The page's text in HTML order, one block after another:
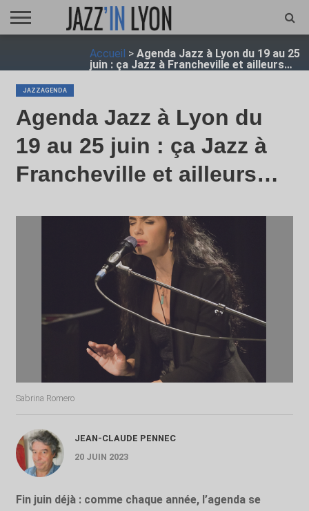
JAZZ
Accueil > Agenda Jazz à Lyon du 19 au 25
juin : ça Jazz à Francheville et ailleurs…
JAZZAGENDA
Agenda Jazz à Lyon du
19 au 25 juin : ça Jazz à
Francheville et ailleurs…
Sabrina Romero
JEAN-CLAUDE PENNEC
20 JUIN 2023
Fin juin déjà : comme chaque année, l’agenda se